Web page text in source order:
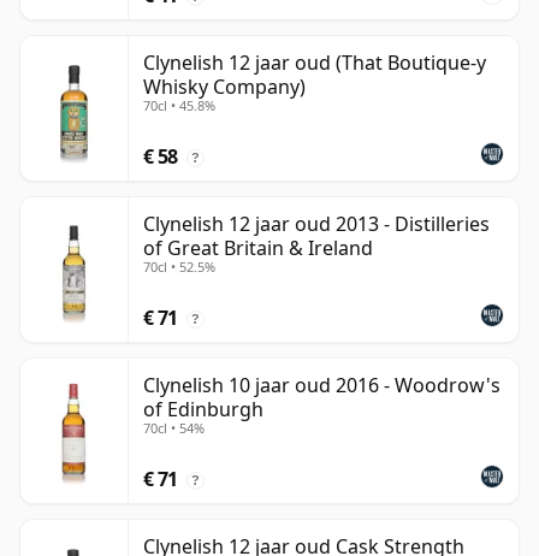
Clynelish 12 jaar oud (That Boutique-y
Whisky Company)
70cl • 45.8%
€ 58 ?
Clynelish 12 jaar oud 2013 - Distilleries
of Great Britain & Ireland
70cl • 52.5%
€ 71 ?
Clynelish 10 jaar oud 2016 - Woodrow's
of Edinburgh
70cl • 54%
€ 71 ?
Clynelish 12 jaar oud Cask Strength